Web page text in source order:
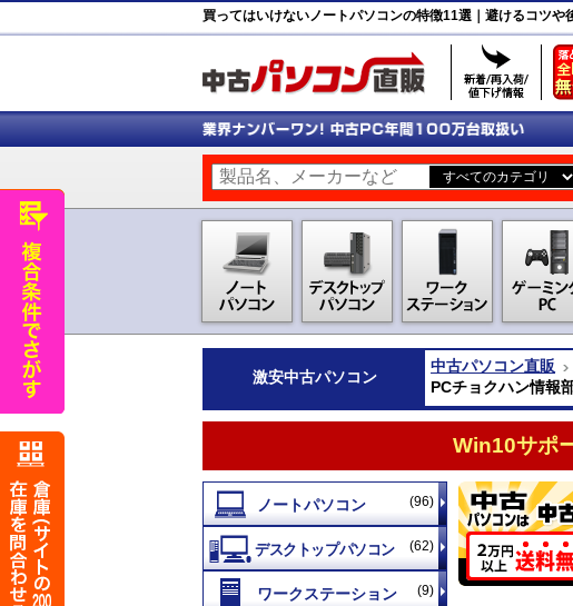
買ってはいけないノートパソコンの特徴11選｜避けるコツや
激安中古パソコン
中古パソコン直販
PCチョクハン情報
Win10サポ
(96)
(62)
(9)